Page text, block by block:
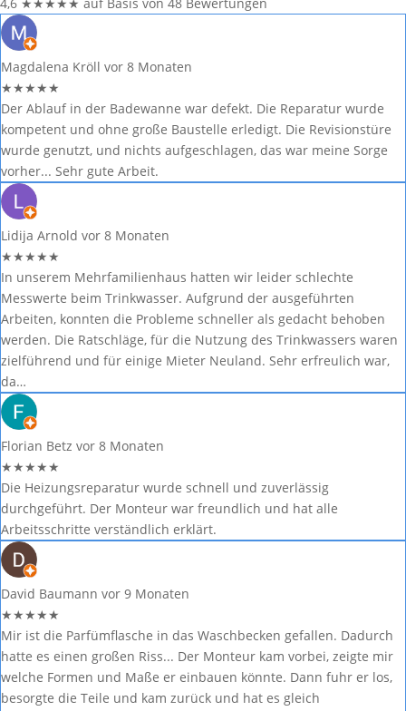
Magdalena Kröll vor 8 Monaten
★★★★★
Der Ablauf in der Badewanne war defekt. Die Reparatur wurde
kompetent und ohne große Baustelle erledigt. Die Revisionstüre
wurde genutzt, und nichts aufgeschlagen, das war meine Sorge
vorher... Sehr gute Arbeit.
Lidija Arnold vor 8 Monaten
★★★★★
In unserem Mehrfamilienhaus hatten wir leider schlechte
Messwerte beim Trinkwasser. Aufgrund der ausgeführten
Arbeiten, konnten die Probleme schneller als gedacht behoben
werden. Die Ratschläge, für die Nutzung des Trinkwassers waren
zielführend und für einige Mieter Neuland. Sehr erfreulich war,
da…
Florian Betz vor 8 Monaten
★★★★★
Die Heizungsreparatur wurde schnell und zuverlässig
durchgeführt. Der Monteur war freundlich und hat alle
Arbeitsschritte verständlich erklärt.
David Baumann vor 9 Monaten
★★★★★
Mir ist die Parfümflasche in das Waschbecken gefallen. Dadurch
hatte es einen großen Riss... Der Monteur kam vorbei, zeigte mir
welche Formen und Maße er einbauen könnte. Dann fuhr er los,
besorgte die Teile und kam zurück und hat es gleich